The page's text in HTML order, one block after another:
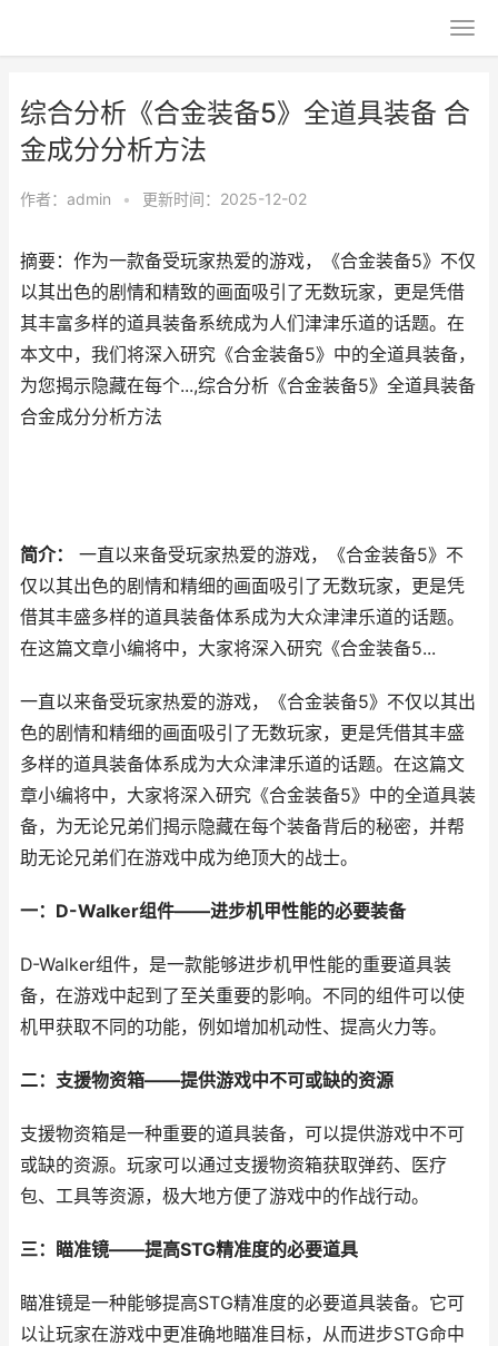
综合分析《合金装备5》全道具装备 合
金成分分析方法
作者： admin • 更新时间：2025-12-02
摘要：作为一款备受玩家热爱的游戏，《合金装备5》不仅
以其出色的剧情和精致的画面吸引了无数玩家，更是凭借
其丰富多样的道具装备系统成为人们津津乐道的话题。在
本文中，我们将深入研究《合金装备5》中的全道具装备，
为您揭示隐藏在每个...,综合分析《合金装备5》全道具装备
合金成分分析方法
简介：
一直以来备受玩家热爱的游戏，《合金装备5》不
仅以其出色的剧情和精细的画面吸引了无数玩家，更是凭
借其丰盛多样的道具装备体系成为大众津津乐道的话题。
在这篇文章小编将中，大家将深入研究《合金装备5...
一直以来备受玩家热爱的游戏，《合金装备5》不仅以其出
色的剧情和精细的画面吸引了无数玩家，更是凭借其丰盛
多样的道具装备体系成为大众津津乐道的话题。在这篇文
章小编将中，大家将深入研究《合金装备5》中的全道具装
备，为无论兄弟们揭示隐藏在每个装备背后的秘密，并帮
助无论兄弟们在游戏中成为绝顶大的战士。
一：D-Walker组件——进步机甲性能的必要装备
D-Walker组件，是一款能够进步机甲性能的重要道具装
备，在游戏中起到了至关重要的影响。不同的组件可以使
机甲获取不同的功能，例如增加机动性、提高火力等。
二：支援物资箱——提供游戏中不可或缺的资源
支援物资箱是一种重要的道具装备，可以提供游戏中不可
或缺的资源。玩家可以通过支援物资箱获取弹药、医疗
包、工具等资源，极大地方便了游戏中的作战行动。
三：瞄准镜——提高STG精准度的必要道具
瞄准镜是一种能够提高STG精准度的必要道具装备。它可
以让玩家在游戏中更准确地瞄准目标，从而进步STG命中